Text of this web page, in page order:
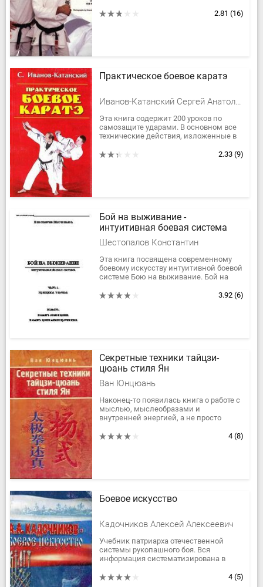
техниками стиля. Здесь вы...
2.81 (16)
Практическое боевое каратэ
Иванов-Катанский Сергей Анатольевич
Эта книга содержит 200 уроков по
самозащите ударами. В основном все
технические действия, изложенные в
доступными для учеников...
2.33 (9)
Бой на выживание -
интуитивная боевая система
Шестопалов Константин
Эта книга посвящена современному
боевому искусству интуитивной боевой
системе Бою на выживание. Бой на
уровень боевых искусств в...
3.92 (6)
Секретные техники тайцзи-
цюань стиля Ян
Ван Юнцюань
Наконец-то появилась книга о работе с
мыслью, мыслеобразами и
внутренней энергией, а не просто
рук и ног! Книга уникальная, такое и в...
4 (8)
Боевое искусство
Кадочников Алексей Алексеевич
Учебник патриарха отечественной
системы рукопашного боя. Вся
информация систематизирована в
иллюстраций и высококачественных...
4 (5)